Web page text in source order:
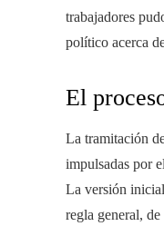
trabajadores
político acerca
El
La tramitación
impulsadas por
La versión
regla general,